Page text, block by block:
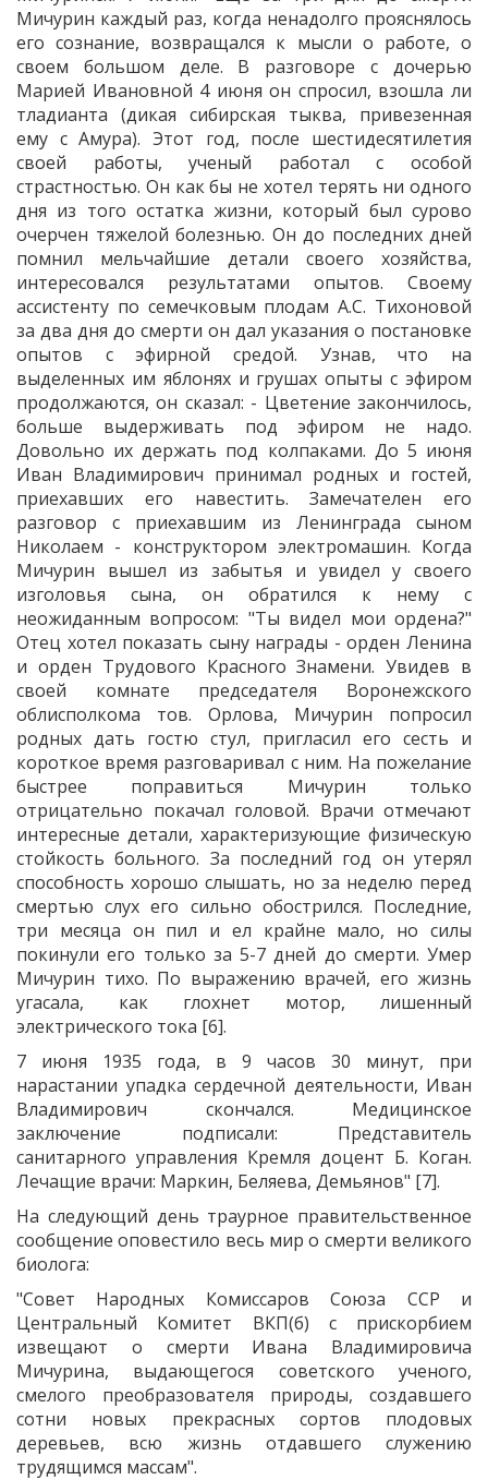
Мичурин каждый раз, когда ненадолго прояснялось
его сознание, возвращался к мысли о работе, о
своем большом деле. В разговоре с дочерью
Марией Ивановной 4 июня он спросил, взошла ли
тладианта (дикая сибирская тыква, привезенная
ему с Амура). Этот год, после шестидесятилетия
своей работы, ученый работал с особой
страстностью. Он как бы не хотел терять ни одного
дня из того остатка жизни, который был сурово
очерчен тяжелой болезнью. Он до последних дней
помнил мельчайшие детали своего хозяйства,
интересовался результатами опытов. Своему
ассистенту по семечковым плодам А.С. Тихоновой
за два дня до смерти он дал указания о постановке
опытов с эфирной средой. Узнав, что на
выделенных им яблонях и грушах опыты с эфиром
продолжаются, он сказал: - Цветение закончилось,
больше выдерживать под эфиром не надо.
Довольно их держать под колпаками. До 5 июня
Иван Владимирович принимал родных и гостей,
приехавших его навестить. Замечателен его
разговор с приехавшим из Ленинграда сыном
Николаем - конструктором электромашин. Когда
Мичурин вышел из забытья и увидел у своего
изголовья сына, он обратился к нему с
неожиданным вопросом: "Ты видел мои ордена?"
Отец хотел показать сыну награды - орден Ленина
и орден Трудового Красного Знамени. Увидев в
своей комнате председателя Воронежского
облисполкома тов. Орлова, Мичурин попросил
родных дать гостю стул, пригласил его сесть и
короткое время разговаривал с ним. На пожелание
быстрее поправиться Мичурин только
отрицательно покачал головой. Врачи отмечают
интересные детали, характеризующие физическую
стойкость больного. За последний год он утерял
способность хорошо слышать, но за неделю перед
смертью слух его сильно обострился. Последние,
три месяца он пил и ел крайне мало, но силы
покинули его только за 5-7 дней до смерти. Умер
Мичурин тихо. По выражению врачей, его жизнь
угасала, как глохнет мотор, лишенный
электрического тока [6].
7 июня 1935 года, в 9 часов 30 минут, при
нарастании упадка сердечной деятельности, Иван
Владимирович скончался. Медицинское
заключение подписали: Представитель
санитарного управления Кремля доцент Б. Коган.
Лечащие врачи: Маркин, Беляева, Демьянов" [7].
На следующий день траурное правительственное
сообщение оповестило весь мир о смерти великого
биолога:
"Совет Народных Комиссаров Союза ССР и
Центральный Комитет ВКП(б) с прискорбием
извещают о смерти Ивана Владимировича
Мичурина, выдающегося советского ученого,
смелого преобразователя природы, создавшего
сотни новых прекрасных сортов плодовых
деревьев, всю жизнь отдавшего служению
трудящимся массам".